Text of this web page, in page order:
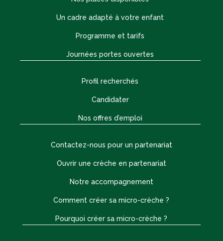
Un cadre adapté à votre enfant
Programme et tarifs
Journées portes ouvertes
Profil recherchés
Candidater
Nos offres d’emploi
Contactez-nous pour un partenariat
Ouvrir une crèche en partenariat
Notre accompagnement
Comment créer sa micro-crèche ?
Pourquoi créer sa micro-crèche ?